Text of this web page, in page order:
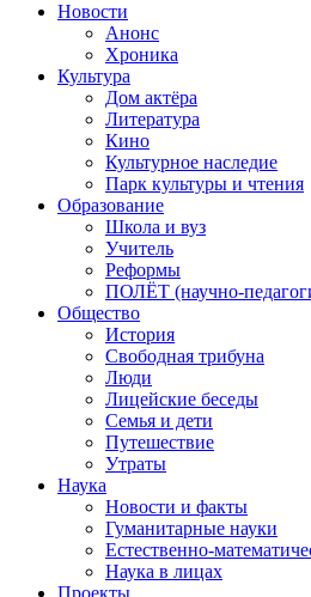
Новости
Анонс
Хроника
Культура
Дом актёра
Литература
Кино
Культурное наследие
Парк культуры и чтения
Образование
Школа и вуз
Учитель
Реформы
ПОЛЁТ (научно-
Общество
История
Свободная трибуна
Люди
Лицейские беседы
Семья и дети
Путешествие
Утраты
Наука
Новости и факты
Гуманитарные науки
Естественно-
Наука в лицах